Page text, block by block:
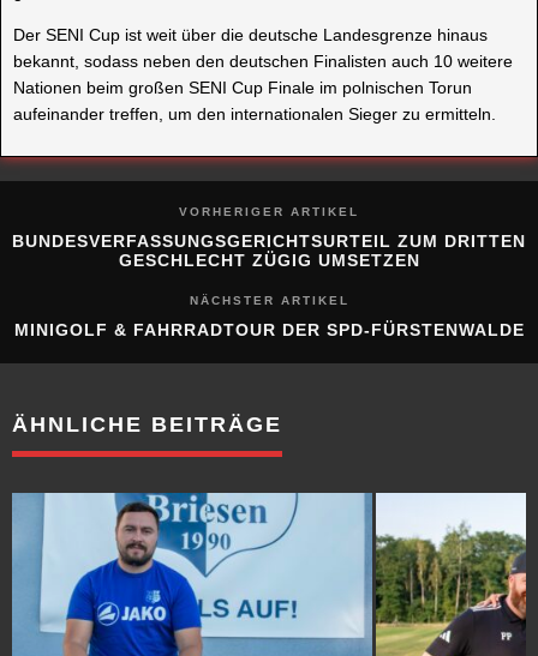
Der SENI Cup ist weit über die deutsche Landesgrenze hinaus
bekannt, sodass neben den deutschen Finalisten auch 10 weitere
Nationen beim großen SENI Cup Finale im polnischen Torun
aufeinander treffen, um den internationalen Sieger zu ermitteln.
VORHERIGER ARTIKEL
BUNDESVERFASSUNGSGERICHTSURTEIL ZUM DRITTEN
GESCHLECHT ZÜGIG UMSETZEN
NÄCHSTER ARTIKEL
MINIGOLF & FAHRRADTOUR DER SPD-FÜRSTENWALDE
ÄHNLICHE BEITRÄGE